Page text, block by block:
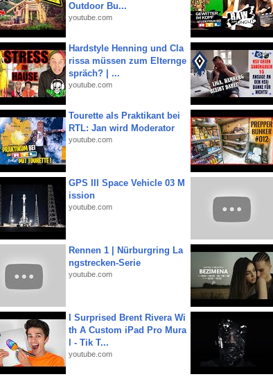
Outdoor Bu...
youtube.com
Hardstyle Henning und Cla
rissa müssen zum Elternge
spräch? | ...
youtube.com
Tourette als Praktikant bei
RTL: Jan wird Moderator
youtube.com
GPS III Space Vehicle 03 M
ission
youtube.com
Rennen 1 | Nürburgring La
ngstrecken-Serie
youtube.com
I Surprised Brent Rivera Wi
th A Custom iPad Pro Mura
l - Tik T...
youtube.com